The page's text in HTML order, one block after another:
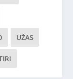
UŽAS